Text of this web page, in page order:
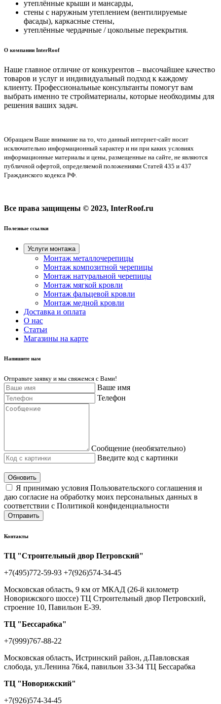
утеплённые крыши и мансарды,
стены с наружным утеплением (вентилируемые
фасады), каркасные стены,
утеплённые чердачные / цокольные перекрытия.
О компании InterRoof
Наше главное отличие от конкурентов – высочайшее качество
товаров и услуг и индивидуальный подход к каждому
клиенту. Профессиональные консультанты помогут вам
выбрать именно те стройматериалы, которые необходимы для
решения ваших задач.
Обращаем Ваше внимание на то, что данный интернет-сайт носит
исключительно информационный характер и ни при каких условиях
информационные материалы и цены, размещенные на сайте, не являются
публичной офертой, определяемой положениями Статей 435 и 437
Гражданского кодекса РФ.
Все права защищены © 2023, InterRoof.ru
Полезные ссылки
Услуги монтажа
Монтаж металлочерепицы
Монтаж композитной черепицы
Монтаж натуральной черепицы
Монтаж мягкой кровли
Монтаж фальцевой кровли
Монтаж медной кровли
Доставка и оплата
О нас
Cтатьи
Магазины на карте
Напишите нам
Отправьте заявку и мы свяжемся с Вами!
Ваше имя
Телефон
Сообщение (необязательно)
Введите код с картинки
Обновить
Я принимаю условия Пользовательского соглашения и
даю согласие на обработку моих персональных данных в
соответствии с Политикой конфиденциальности
Отправить
Контакты
ТЦ "Строительный двор Петровский"
+7(495)772-59-93 +7(926)574-34-45
Московская область, 9 км от МКАД (26-й километр
Новорижского шоссе) ТЦ Строительный двор Петровский,
строение 10, Павильон Е-39.
ТЦ "Бессарабка"
+7(999)767-88-22
Московская область, Истринский район, д.Павловская
слобода, ул.Ленина 76к4, павильон 33-34 ТЦ Бессарабка
ТЦ "Новорижский"
+7(926)574-34-45